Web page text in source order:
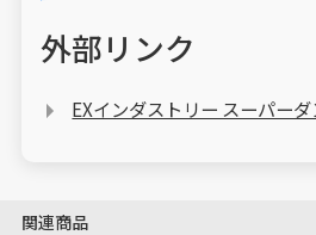
外部リンク
EXインダストリー スーパー
関連商品